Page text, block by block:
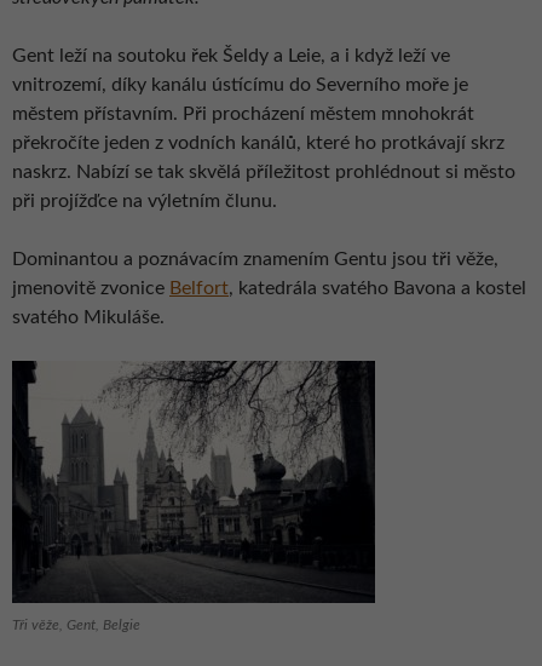
Gent leží na soutoku řek Šeldy a Leie, a i když leží ve
vnitrozemí, díky kanálu ústícímu do Severního moře je
městem přístavním. Při procházení městem mnohokrát
překročíte jeden z vodních kanálů, které ho protkávají skrz
naskrz. Nabízí se tak skvělá příležitost prohlédnout si město
při projížďce na výletním člunu.
Dominantou a poznávacím znamením Gentu jsou tři věže,
jmenovitě zvonice Belfort, katedrála svatého Bavona a kostel
svatého Mikuláše.
Tři věže, Gent, Belgie